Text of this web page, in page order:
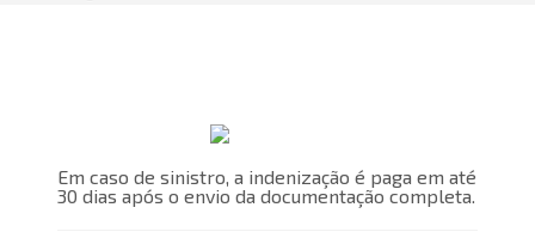
Em caso de sinistro, a indenização é paga em até
30 dias após o envio da documentação completa.